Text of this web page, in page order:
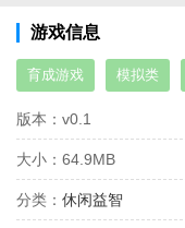
游戏信息
育成游戏 模拟类
版本： v0.1
大小： 64.9MB
分类： 休闲益智